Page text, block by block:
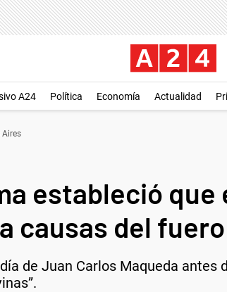
A24 Política Economía Actualidad
Aires
estableció
causas del
de Juan Carlos Maqueda